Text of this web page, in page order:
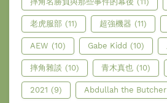
老虎服部 (11) 超強機器 (11)
AEW (10) Gabe Kidd (10)
摔角雜談 (10) 青木真也 (10)
2021 (9) Abdullah the Butcher